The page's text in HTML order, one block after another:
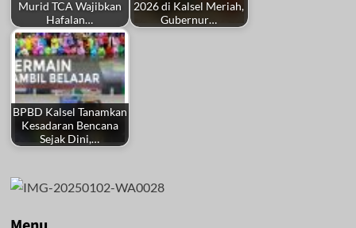
Murid TCA Wajibkan
Hafalan…
2026 di Kalsel Meriah,
Gubernur…
BPBD Kalsel Tanamkan
Kesadaran Bencana
Sejak Dini,…